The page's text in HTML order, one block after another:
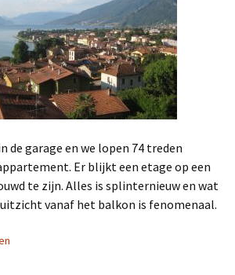
de garage en we lopen 74 treden
Er blijkt een etage op een
te zijn. Alles is splinternieuw en wat
vanaf het balkon is fenomenaal.